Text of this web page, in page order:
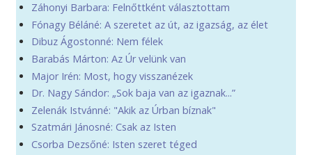
Záhonyi Barbara: Felnőttként választottam
Fónagy Béláné: A szeretet az út, az igazság, az élet
Dibuz Ágostonné: Nem félek
Barabás Márton: Az Úr velünk van
Major Irén: Most, hogy visszanézek
Dr. Nagy Sándor: „Sok baja van az igaznak...”
Zelenák Istvánné: "Akik az Úrban bíznak"
Szatmári Jánosné: Csak az Isten
Csorba Dezsőné: Isten szeret téged